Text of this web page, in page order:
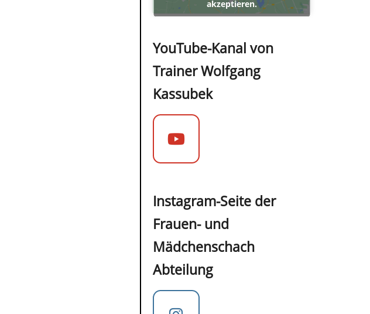
akzeptieren.
YouTube-Kanal von
Trainer Wolfgang
Kassubek
Instagram-Seite der
Frauen- und
Mädchenschach
Abteilung